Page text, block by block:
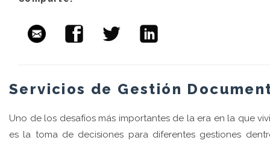
Servicios de Gestión
Uno de los desafíos más importantes de la era en la que
es la toma de decisiones para diferentes gestiones